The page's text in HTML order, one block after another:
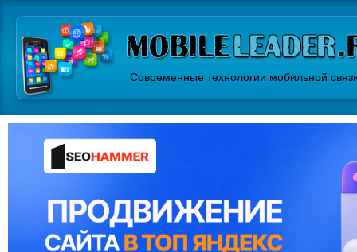
Современные технологии мобильной